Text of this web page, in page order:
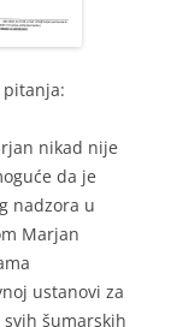
pitanja:
nikad nije
da je
nadzora u
Marjan
ustanovi za
šumarskih